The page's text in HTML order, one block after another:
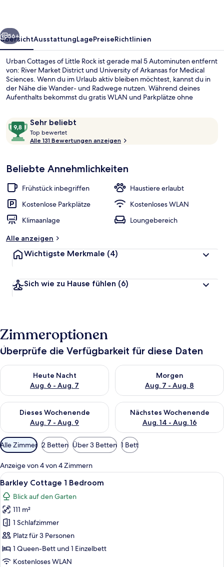
Garten
Weiter
56+
ÜbersichtAusstattungLagePreiseRichtlinien
Urban Cottages of Little Rock ist gerade mal 5 Autominuten entfernt
von: River Market District und University of Arkansas for Medical
Sciences. Wenn du im Urlaub aktiv bleiben möchtest, kannst du in
der Nähe die Wander- und Radwege nutzen. Während deines
Aufenthalts bekommst du gratis WLAN und Parkplätze ohne
luxuriöse Details wie private Whirlpools im Inneren und Kamine und
außerdem Smart-TVs und Mikrowelle. Andere Reisende lieben die
Lage.
Bewertungen
Sehr beliebt
9,8
von
10,
beliebt
Top bewertet
o
b
w
e
r
Alle 131 Bewertungen anzeigen
Beliebte Annehmlichkeiten
Frühstück inbegriffen
Haustiere erlaubt
Kostenlose Parkplätze
Kostenloses WLAN
Klimaanlage
Loungebereich
Alle anzeigen
Wichtigste Merkmale (4)
Sich wie zu Hause fühlen (6)
Zimmeroptionen
Überprüfe die Verfügbarkeit für diese Daten
Heute Nacht
Aug. 6 - Aug. 7
Überprüfe die Verfügbarkeit für heute Nacht, Aug. 6 - Aug. 7.
Morgen
Aug. 7 - Aug. 8
Überprüfe die Verfügbarkeit
Dieses Wochenende
Aug. 7 - Aug. 9
Überprüfe die Verfügbarkeit für dieses Wochenende, Aug. 7
Nächstes Wochenende
Aug. 14 - Aug. 16
Überprüfe die Verfügbarkeit
Verfügbare
Filter
für
Zimmer
Alle Zimmer 2 Betten Über 3 Betten 1 Bett
Anzeige von 4 von 4 Zimmern
Alle
Fotos
für
Barkley
Cottage
1
Bedroom
anzeigen
Ein Schlafzimmer mit einem Bett,
18
Barkley Cottage 1 Bedroom
Blick auf den Garten
111 m²
1 Schlafzimmer
Platz für 3 Personen
1 Queen-Bett und 1 Einzelbett
Kostenloses WLAN